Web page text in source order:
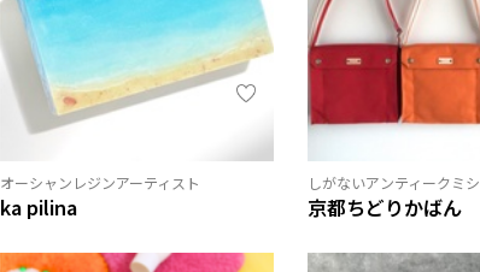
オーシャンレジンアーティスト
ka pilina
しがないアンティークミ
京都ちどりかばん